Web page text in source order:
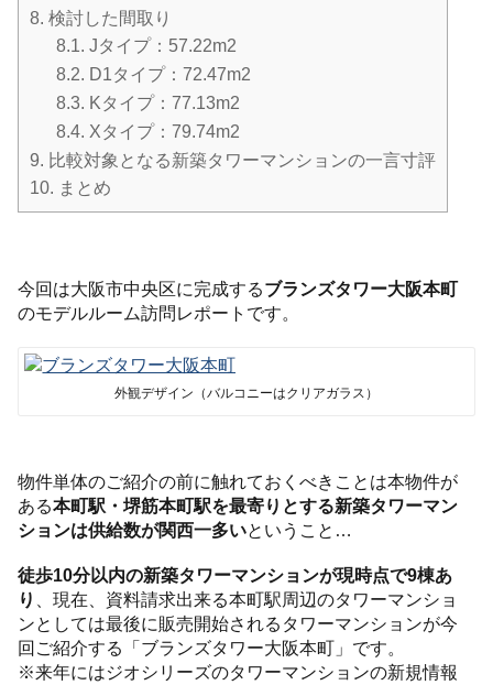
8. 検討した間取り
8.1. Jタイプ：57.22m2
8.2. D1タイプ：72.47m2
8.3. Kタイプ：77.13m2
8.4. Xタイプ：79.74m2
9. 比較対象となる新築タワーマンションの一言寸評
10. まとめ
今回は大阪市中央区に完成するブランズタワー大阪本町
のモデルルーム訪問レポートです。
外観デザイン（バルコニーはクリアガラス）
物件単体のご紹介の前に触れておくべきことは本物件が
ある本町駅・堺筋本町駅を最寄りとする新築タワーマン
ションは供給数が関西一多いということ…
徒歩10分以内の新築タワーマンションが現時点で9棟あ
り
、現在、資料請求出来る本町駅周辺のタワーマンショ
ンとしては最後に販売開始されるタワーマンションが今
回ご紹介する「ブランズタワー大阪本町」です。
※来年にはジオシリーズのタワーマンションの新規情報